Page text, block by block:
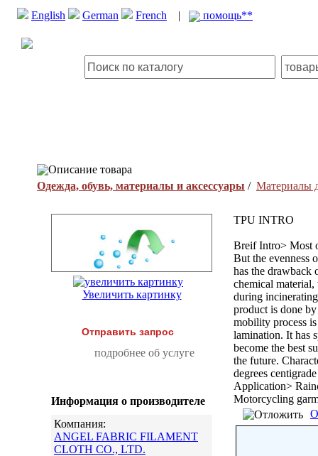
English German French | помощь**
Описание товара
Одежда, обувь, материалы и аксессуары / Материалы
Увеличить картинку
Отправить запрос
подробнее об услуге
Информация о производителе
Компания:
ANGEL FABRIC FILAMENT
CLOTH CO., LTD.
TPU INTRO
Breif Intro> Most
But the evenness
has the
chemical
during
product is done
mobility process
lamination. It has
become the best
the future.
degrees
Application>
Motorcycling